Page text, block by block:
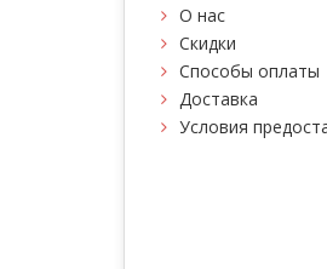
О нас
Скидки
Способы оплаты
Доставка
Условия